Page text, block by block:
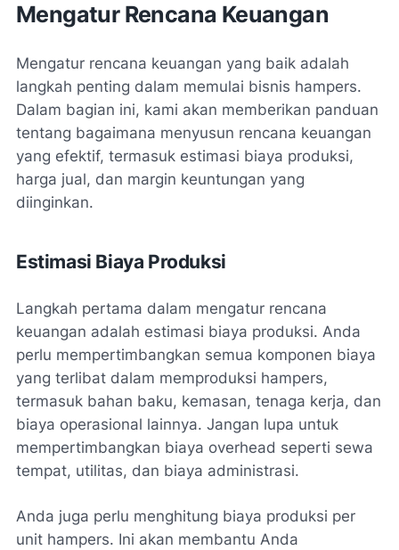
Mengatur Rencana Keuangan
Mengatur rencana keuangan yang baik adalah
langkah penting dalam memulai bisnis hampers.
Dalam bagian ini, kami akan memberikan panduan
tentang bagaimana menyusun rencana keuangan
yang efektif, termasuk estimasi biaya produksi,
harga jual, dan margin keuntungan yang
diinginkan.
Estimasi Biaya Produksi
Langkah pertama dalam mengatur rencana
keuangan adalah estimasi biaya produksi. Anda
perlu mempertimbangkan semua komponen biaya
yang terlibat dalam memproduksi hampers,
termasuk bahan baku, kemasan, tenaga kerja, dan
biaya operasional lainnya. Jangan lupa untuk
mempertimbangkan biaya overhead seperti sewa
tempat, utilitas, dan biaya administrasi.
Anda juga perlu menghitung biaya produksi per
unit hampers. Ini akan membantu Anda